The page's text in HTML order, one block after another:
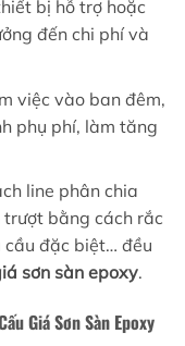
bị hỗ trợ hoặc
đến chi phí và
việc vào ban đêm,
phụ phí, làm tăng
line phân chia
trượt bằng cách rắc
cầu đặc biệt… đều
sơn sàn epoxy.
Giá Sơn Sàn Epoxy